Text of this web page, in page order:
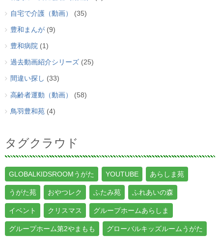
自宅で介護（動画） (35)
豊和まんが (9)
豊和病院 (1)
過去動画紹介シリーズ (25)
間違い探し (33)
高齢者運動（動画） (58)
鳥羽豊和苑 (4)
タグクラウド
GLOBALKIDSROOMうがた YOUTUBE あらしま苑
うがた苑 おやつレク ふたみ苑 ふれあいの森
イベント クリスマス グループホームあらしま
グループホーム第2やまもも グローバルキッズルームうがた